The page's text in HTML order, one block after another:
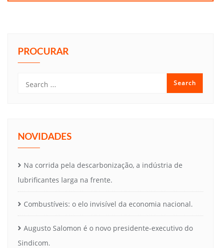
PROCURAR
NOVIDADES
Na corrida pela descarbonização, a indústria de
lubrificantes larga na frente.
Combustíveis: o elo invisível da economia nacional.
Augusto Salomon é o novo presidente-executivo do
Sindicom.